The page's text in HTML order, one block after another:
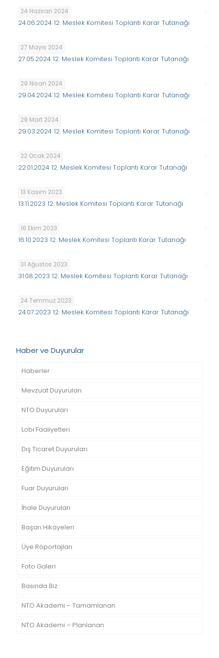
24 Haziran 2024
24.06.2024 12. Meslek Komitesi Toplantı Karar Tutanağı
27 Mayıs 2024
27.05.2024 12. Meslek Komitesi Toplantı Karar Tutanağı
29 Nisan 2024
29.04.2024 12. Meslek Komitesi Toplantı Karar Tutanağı
29 Mart 2024
29.03.2024 12. Meslek Komitesi Toplantı Karar Tutanağı
22 Ocak 2024
22.01.2024 12. Meslek Komitesi Toplantı Karar Tutanağı
13 Kasım 2023
13.11.2023 12. Meslek Komitesi Toplantı Karar Tutanağı
16 Ekim 2023
16.10.2023 12. Meslek Komitesi Toplantı Karar Tutanağı
31 Ağustos 2023
31.08.2023 12. Meslek Komitesi Toplantı Karar Tutanağı
24 Temmuz 2023
24.07.2023 12. Meslek Komitesi Toplantı Karar Tutanağı
Haber ve Duyurular
Haberler
Mevzuat Duyuruları
NTO Duyuruları
Lobi Faaliyetleri
Dış Ticaret Duyuruları
Eğitim Duyuruları
Fuar Duyuruları
İhale Duyuruları
Başarı Hikayeleri
Üye Röportajları
Foto Galeri
Basında Biz
NTO Akademi – Tamamlanan
NTO Akademi – Planlanan